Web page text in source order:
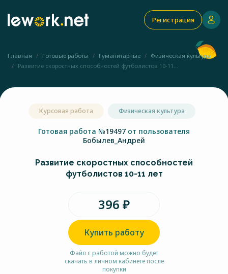
Регистрация
Главная Готовые работы Гуманитарные
Физическая культура
Развитие скоростных способностей футболистов 10-11...
Курсовая работа Физическая культура
Готовая работа №19497 от пользователя
Бобылев_Андрей
Развитие скоростных способностей
футболистов 10-11 лет
396 ₽
Купить работу
Файл с работой можно будет
скачать в личном кабинете после
покупки